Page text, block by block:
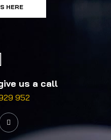
HERE
us a call
952